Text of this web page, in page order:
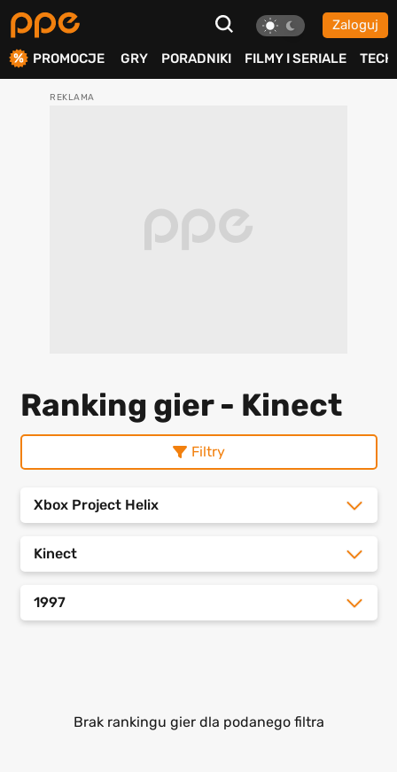
Zaloguj
PROMOCJE GRY PORADNIKI FILMY I SERIALE TECH
Ranking gier - Kinect
Filtry
Xbox Project Helix
Kinect
1997
Brak rankingu gier dla podanego filtra